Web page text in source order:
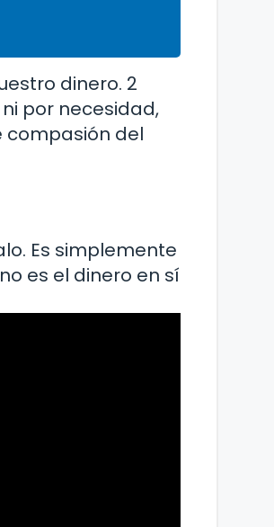
dinero. 2
por necesidad,
compasión del
Es simplemente
es el dinero en sí